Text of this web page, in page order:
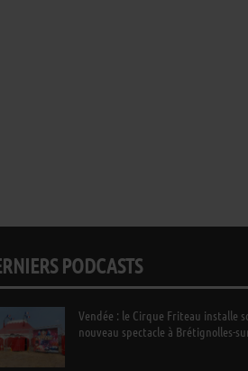
PODCASTS
Vendée : le Cirque Friteau installe
nouveau spectacle à Brétignolles-